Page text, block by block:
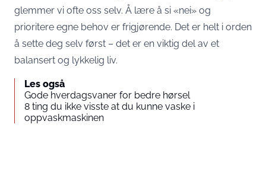
glemmer vi ofte oss selv. Å lære å si «nei» og
prioritere egne behov er frigjørende. Det er helt i orden
å sette deg selv først – det er en viktig del av et
balansert og lykkelig liv.
Les også
Gode hverdagsvaner for bedre hørsel
8 ting du ikke visste at du kunne vaske i
oppvaskmaskinen